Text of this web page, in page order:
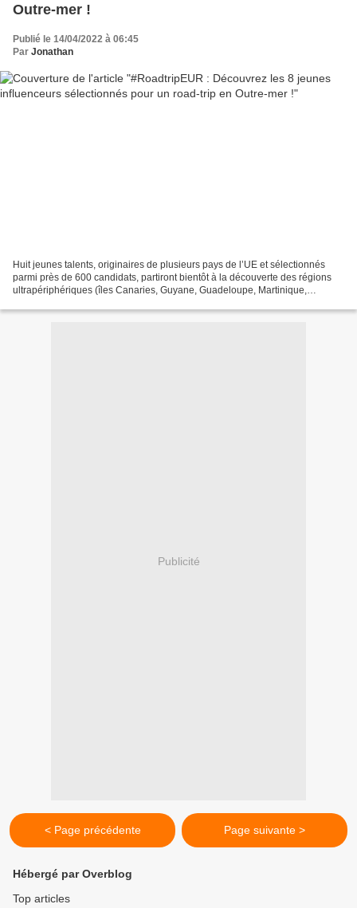
Outre-mer !
Publié le 14/04/2022 à 06:45
Par Jonathan
Huit jeunes talents, originaires de plusieurs pays de l’UE et sélectionnés
parmi près de 600 candidats, partiront bientôt à la découverte des régions
ultrapériphériques (îles Canaries, Guyane, Guadeloupe, Martinique,
Publicité
< Page précédente Page suivante >
Hébergé par Overblog
Top articles